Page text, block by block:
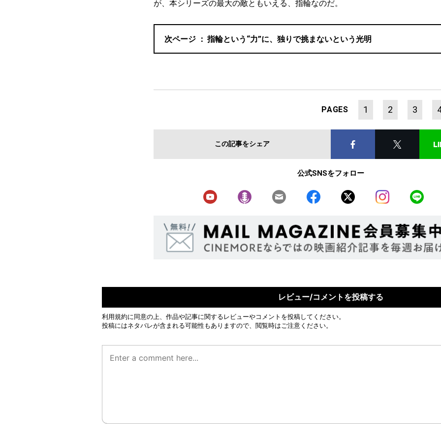
が、本シリーズの最大の敵ともいえる、指輪なのだ。
指輪という“力”に、独りで挑まないという光明
PAGES 1 2 3
この記事をシェア
公式SNSをフォロー
レビュー/コメントを投稿する
利用規約に同意の上、作品や記事に関するレビューやコメントを投稿してください。
投稿にはネタバレが含まれる可能性もありますので、閲覧時はご注意ください。